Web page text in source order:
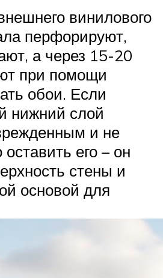
винилового
перфорируют,
а через 15-20
при помощи
обои. Если
нижний слой
и не
его – он
стены и
основой для